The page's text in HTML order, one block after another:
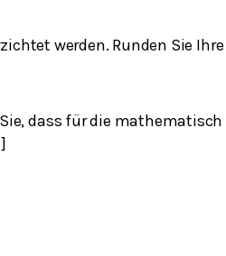
werden. Runden Sie Ihre
dass für die mathematisch
]